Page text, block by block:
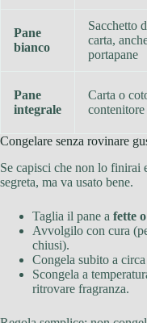
Pane
bianco
Sacchetto
carta,
portapane
Pane
integrale
Carta o
Congelare senza rovinare
Se capisci che non lo finirai
segreta, ma va usato bene.
Taglia il pane a fette
Avvolgilo con cura
chiusi).
Congela subito a circa
Scongela a
ritrovare fragranza.